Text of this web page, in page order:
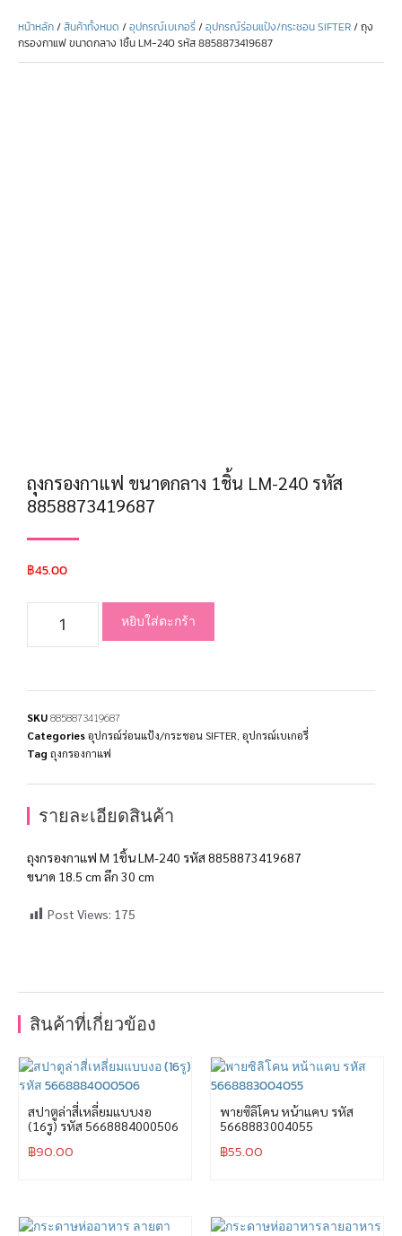
หน้าหลัก/สินค้าทั้งหมด /อุปกรณ์เบเกอรี่/อุปกรณ์ร่อนแป้ง/กระชอน SIFTER/ ถุง
กรองกาแฟ ขนาดกลาง 1ชิ้น LM-240 รหัส 8858873419687
ถุงกรองกาแฟ ขนาดกลาง 1ชิ้น LM-240 รหัส
8858873419687
฿45.00
หยิบใส่ตะกร้า
SKU8858873419687
Categoriesอุปกรณ์ร่อนแป้ง/กระชอน SIFTER อุปกรณ์เบเกอรี่
Tag ถุงกรองกาแฟ
รายละเอียดสินค้า
ถุงกรองกาแฟ M 1ชิ้น LM-240 รหัส 8858873419687
ขนาด 18.5 cm ลึก 30 cm
Post Views: 175
สินค้าที่เกี่ยวข้อง
สปาตูล่าสี่เหลี่ยมแบบงอ
(16รู) รหัส 5668884000506
฿90.00
พายซิลิโคน หน้าแคบ รหัส
5668883004055
฿55.00